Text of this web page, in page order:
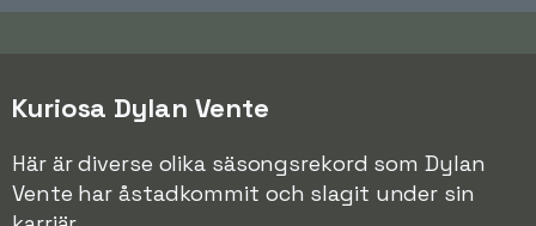
Kuriosa Dylan Vente
Här är diverse olika säsongsrekord som Dylan
Vente har åstadkommit och slagit under sin